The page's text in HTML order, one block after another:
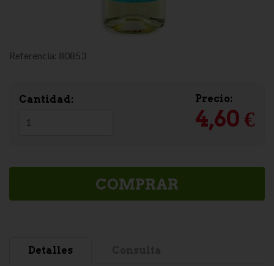
Referencia: 80853
Cantidad: Precio:
4,60 €
COMPRAR
Detalles